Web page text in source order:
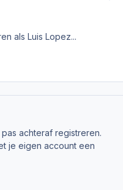
als Luis Lopez...
achteraf registreren.
je eigen account een